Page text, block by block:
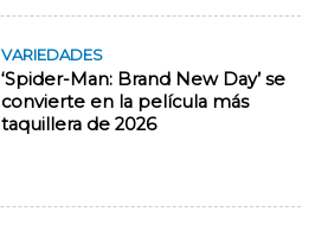
VARIEDADES
‘Spider-Man: Brand New Day’ se
convierte en la película más
taquillera de 2026